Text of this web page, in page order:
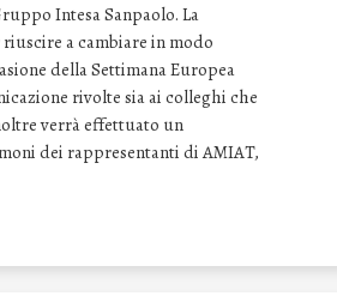
Intesa Sanpaolo. La
a cambiare in modo
della Settimana Europea
rivolte sia ai colleghi che
verrà effettuato un
dei rappresentanti di AMIAT,